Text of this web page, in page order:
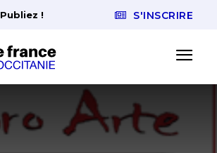
Publiez ! S'INSCRIRE